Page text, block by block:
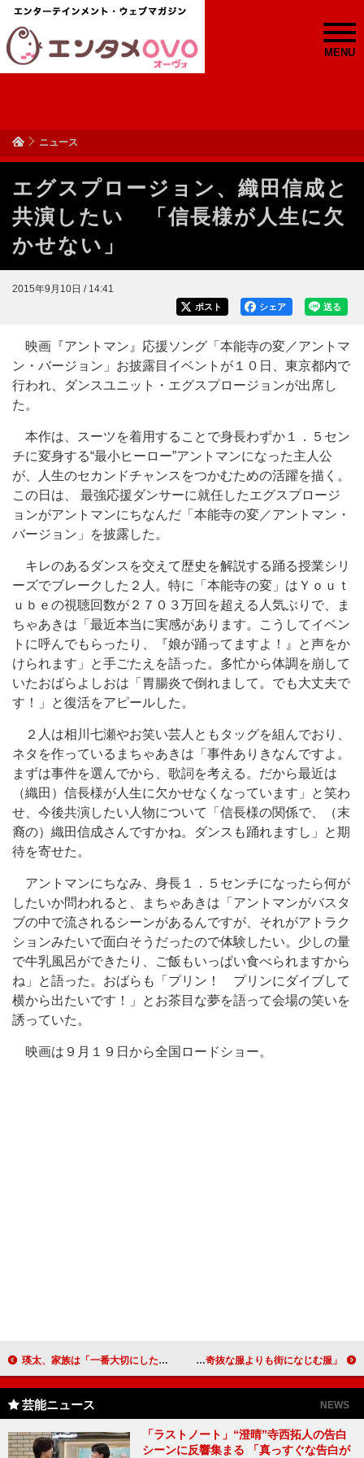
MENU
ニュース
エグスプロージョン、織田信成と
共演したい 「信長様が人生に欠
かせない」
2015年9月10日 / 14:41
送る
シェア
ポスト
映画『アントマン』応援ソング「本能寺の変／アントマ
ン・バージョン」お披露目イベントが１０日、東京都内で
行われ、ダンスユニット・エグスプロージョンが出席し
た。
本作は、スーツを着用することで身長わずか１．５セン
チに変身する“最小ヒーロー”アントマンになった主人公
が、人生のセカンドチャンスをつかむための活躍を描く。
この日は、 最強応援ダンサーに就任したエグスプロージ
ョンがアントマンにちなんだ「本能寺の変／アントマン・
バージョン」を披露した。
キレのあるダンスを交えて歴史を解説する踊る授業シリ
ーズでブレークした２人。特に「本能寺の変」はＹｏｕｔ
ｕｂｅの視聴回数が２７０３万回を超える人気ぶりで、ま
ちゃあきは「最近本当に実感があります。こうしてイベン
トに呼んでもらったり、『娘が踊ってますよ！』と声をか
けられます」と手ごたえを語った。多忙から体調を崩して
いたおばらよしおは「胃腸炎で倒れまして。でも大丈夫で
す！」と復活をアピールした。
２人は相川七瀬やお笑い芸人ともタッグを組んでおり、
ネタを作っているまちゃあきは「事件ありきなんですよ。
まずは事件を選んでから、歌詞を考える。だから最近は
（織田）信長様が人生に欠かせなくなっています」と笑わ
せ、今後共演したい人物について「信長様の関係で、（末
裔の）織田信成さんですかね。ダンスも踊れますし」と期
待を寄せた。
アントマンにちなみ、身長１．５センチになったら何が
したいか問われると、まちゃあきは「アントマンがバスタ
ブの中で流されるシーンがあるんですが、それがアトラク
ションみたいで面白そうだったので体験したい。少しの量
で牛乳風呂ができたり、ご飯もいっぱい食べられますから
ね」と語った。おばらも「プリン！ プリンにダイブして
横から出たいです！」とお茶目な夢を語って会場の笑いを
誘っていた。
映画は９月１９日から全国ロードショー。
瑛太、家族は「一番大切にしたいもの」 １５年以内に大河か朝ドラ主役に意欲 又吉直樹、服の好みの変化を語る 最近は「奇抜な服よりも街になじむ服」
芸能ニュース NEWS
「ラストノート」“澄晴”寺西拓人の告白
シーンに反響集まる 「真っすぐな告白が